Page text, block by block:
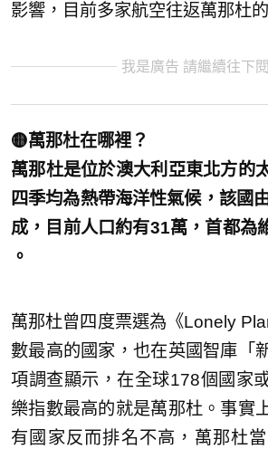
影響，目前多家航空往返萬那杜
我是廣告 請繼續往下
🟡萬那杜在哪裡？
萬那杜是位於澳大利亞東北方的
四季均為熱帶海洋性氣候，該國
成，目前人口約有31萬，首都為
。
萬那杜曾四度票選為《Lonely
數最高的國家，也在英國智庫「
項調查顯示，在全球178個國家
樂指數最高的就是萬那杜。事實
有國家反而排名不高，萬那杜